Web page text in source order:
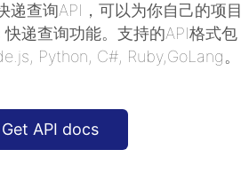
递查询API，可以为你自己的项目
递查询功能。支持的API格式包
Python, C#, Ruby,GoLang。
Get API docs